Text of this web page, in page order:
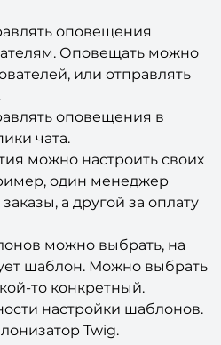
оповещения
Оповещать можно
или отправлять
оповещения в
чата.
можно настроить своих
один менеджер
а другой за оплату
можно выбрать, на
шаблон. Можно выбрать
то конкретный.
настройки шаблонов.
Twig.